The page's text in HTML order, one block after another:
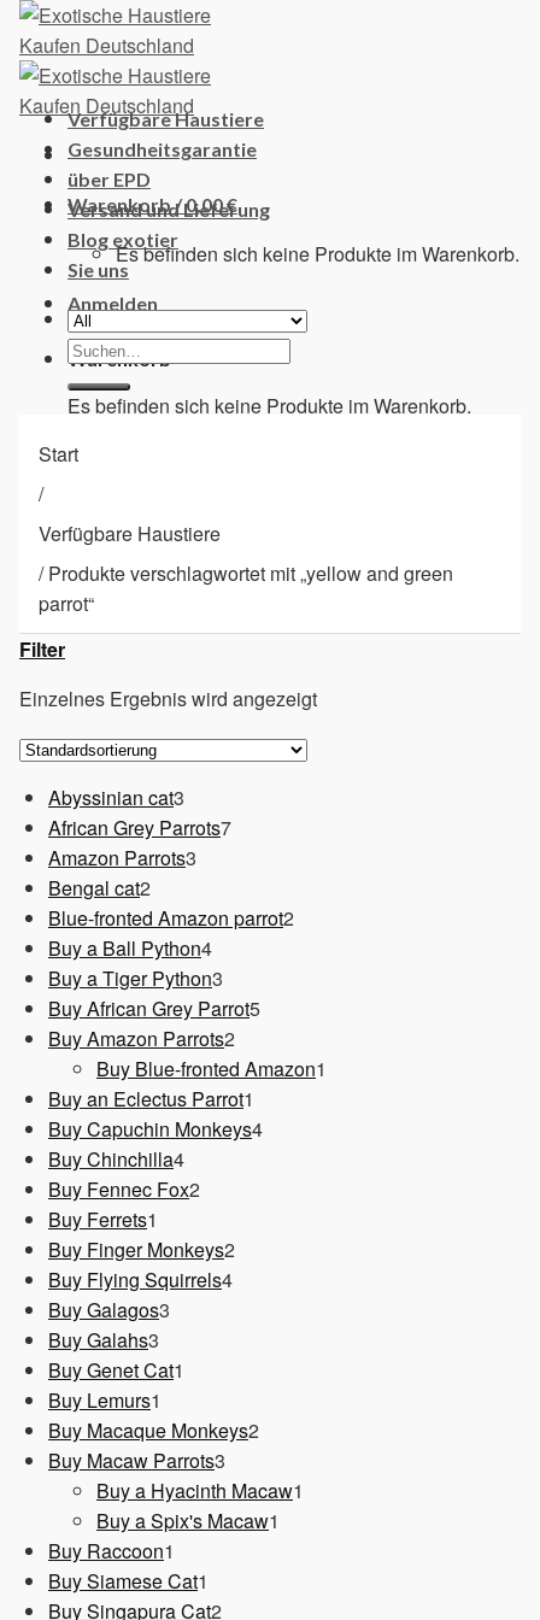
Skip
content
Warenkorb /0,00€
Es befinden sich keine Produkte im Warenkorb.
Anmelden
Warenkorb
Es befinden sich keine Produkte im Warenkorb.
Verfügbare Haustiere
Gesundheitsgarantie
über EPD
Versand und Lieferung
Blog exotier
Sie uns
Suchen
nach:
Start
/
Verfügbare Haustiere
/Produkte verschlagwortet mit „yellow and green
parrot“
Filter
Einzelnes Ergebnis wird angezeigt
Abyssinian cat3
Produkte
African Grey Parrots77
Amazon Parrots3
Bengal cat22
Produkte
Blue-fronted Amazon parrot22
Buy a Ball Python44
Produkte
Buy a Tiger Python3
Produkte
Buy African Grey Parrot55
Buy Amazon Parrots22
Produkte
Buy Blue-fronted Amazon1
Buy an Eclectus Parrot1
Produkt
Buy Capuchin Monkeys44
Buy Chinchilla44
Produkte
Buy Fennec Fox22
Buy Ferrets1
Produkt
Buy Finger Monkeys22
Buy Flying Squirrels44
Buy Galagos3
Buy Galahs3
Produkte
Buy Genet Cat1
Buy Lemurs1
Produkt
Buy Macaque Monkeys22
Buy Macaw Parrots3
Produkte
Buy a Hyacinth Macaw1
Buy a Spix's Macaw1
Buy Raccoon1
Produkt
Buy Siamese Cat1
Produkt
Buy Singapura Cat22